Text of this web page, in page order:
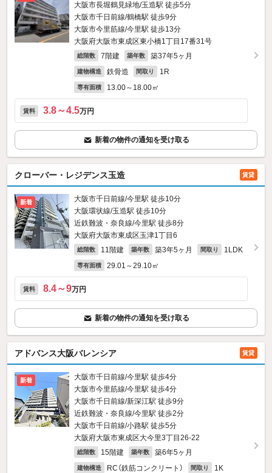
大阪市長堀鶴見緑地/玉造駅 徒歩5分
大阪市千日前線/鶴橋駅 徒歩9分
大阪市今里筋線/今里駅 徒歩13分
大阪府大阪市東成区東小橋1丁目17番31号
総階数 7階建 築年数 築37年5ヶ月
建物構造 鉄骨造 間取り 1R
専有面積 13.00～18.00㎡
賃料 3.8～4.5万円
新着の物件の通知を受け取る
クローバー・レジデンス玉造 賃貸
新着
大阪市千日前線/今里駅 徒歩10分
大阪環状線/玉造駅 徒歩10分
近鉄難波・奈良線/今里駅 徒歩8分
大阪府大阪市東成区玉津1丁目6
総階数 11階建 築年数 築3年5ヶ月 間取り 1LDK
専有面積 29.01～29.10㎡
賃料 8.4～9万円
新着の物件の通知を受け取る
アドバンス大阪バレンシア 賃貸
新着
大阪市千日前線/今里駅 徒歩4分
大阪市今里筋線/今里駅 徒歩4分
大阪市千日前線/新深江駅 徒歩9分
近鉄難波・奈良線/今里駅 徒歩2分
大阪市千日前線/小路駅 徒歩5分
大阪府大阪市東成区大今里3丁目26-22
総階数 15階建 築年数 築6年5ヶ月
建物構造 RC（鉄筋コンクリート） 間取り 1K